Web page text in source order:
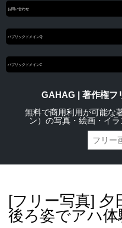
お問い合わせ
パブリックドメインQ
パブリックドメインC
GAHAG | 著作権フ
無料で商用利用が可能な
ン）の写真・絵画・イ
content[フリー写真] 夕
後ろ姿でアハ体